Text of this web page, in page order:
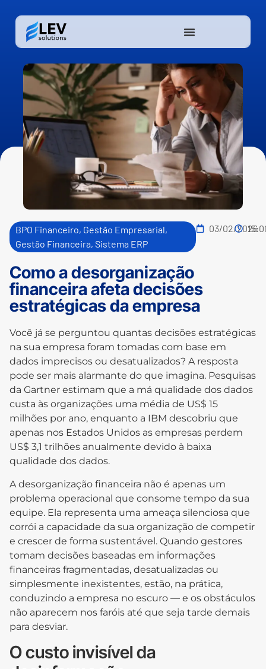
BPO Financeiro, Gestão Empresarial,
Gestão Financeira, Sistema ERP
03/02/2026
Como a desorganização
financeira afeta decisões
estratégicas da empresa
Você já se perguntou quantas decisões estratégicas
na sua empresa foram tomadas com base em
dados imprecisos ou desatualizados? A resposta
pode ser mais alarmante do que imagina. Pesquisas
da Gartner estimam que a má qualidade dos dados
custa às organizações uma média de US$ 15
milhões por ano, enquanto a IBM descobriu que
apenas nos Estados Unidos as empresas perdem
US$ 3,1 trilhões anualmente devido à baixa
qualidade dos dados.
A desorganização financeira não é apenas um
problema operacional que consome tempo da sua
equipe. Ela representa uma ameaça silenciosa que
corrói a capacidade da sua organização de competir
e crescer de forma sustentável. Quando gestores
tomam decisões baseadas em informações
financeiras fragmentadas, desatualizadas ou
simplesmente inexistentes, estão, na prática,
conduzindo a empresa no escuro — e os obstáculos
não aparecem nos faróis até que seja tarde demais
para desviar.
O custo invisível da